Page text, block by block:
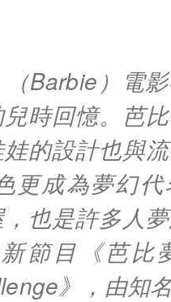
Barbie）電影
時回憶。芭
的設計也與
更成為夢幻
也是許多人夢
節目《芭比
》，由知